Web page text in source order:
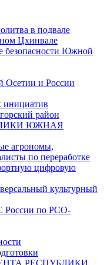
в подвале
Цхинвале
безопасности Южной
Осетии и России
инициатив
район
ЮЖНАЯ
агрономы,
по переработке
цифровую
культурный
России по РСО-
РЕСПУБЛИКИ